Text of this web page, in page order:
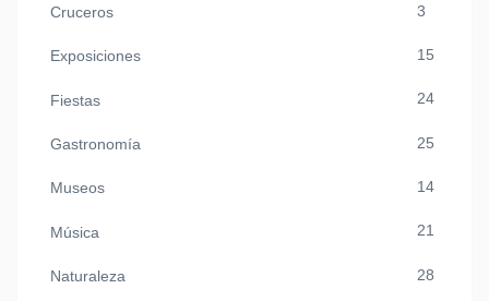
Cruceros 3
Exposiciones 15
Fiestas 24
Gastronomía 25
Museos 14
Música 21
Naturaleza 28